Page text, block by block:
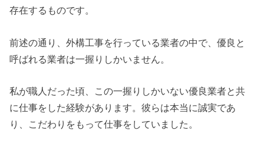
存在するものです。
前述の通り、外構工事を行っている業者の中で、優良と
呼ばれる業者は一握りしかいません。
私が職人だった頃、この一握りしかいない優良業者と共
に仕事をした経験があります。彼らは本当に誠実であ
り、こだわりをもって仕事をしていました。